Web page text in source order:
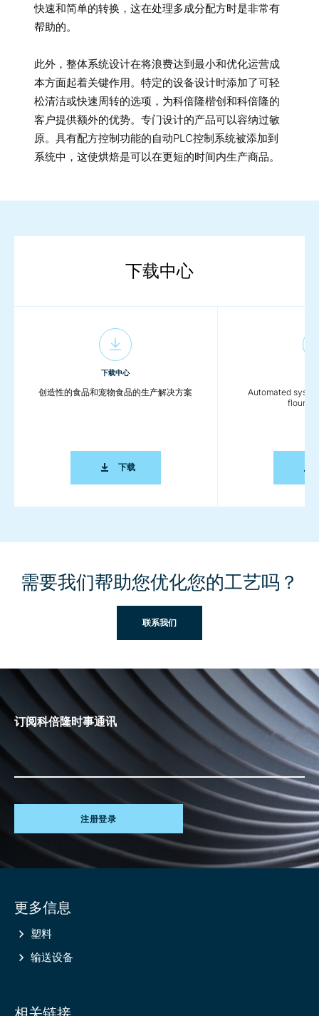
快速和简单的转换，这在处理多成分配方时是非常有
帮助的。
此外，整体系统设计在将浪费达到最小和优化运营成
本方面起着关键作用。特定的设备设计时添加了可轻
松清洁或快速周转的选项，为科倍隆楷创和科倍隆的
客户提供额外的优势。专门设计的产品可以容纳过敏
原。具有配方控制功能的自动PLC控制系统被添加到
系统中，这使烘焙是可以在更短的时间内生产商品。
下载中心
下载中心
创造性的食品和宠物食品的生产解决方案
下载创造性的食品和宠物食品的生产解决方案
Automated
flour
需要我们帮助您优化您的工艺吗？
联系我们
订阅科倍隆时事通讯
注册登录
information
更多信息
塑料
输送设备